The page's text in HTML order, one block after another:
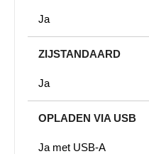
Ja
ZIJSTANDAARD
Ja
OPLADEN VIA USB
Ja met USB-A